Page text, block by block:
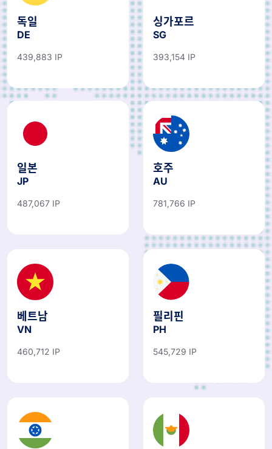
독일
DE
439,883 IP
싱가포르
SG
393,154 IP
일본
JP
487,067 IP
호주
AU
781,766 IP
베트남
VN
460,712 IP
필리핀
PH
545,729 IP